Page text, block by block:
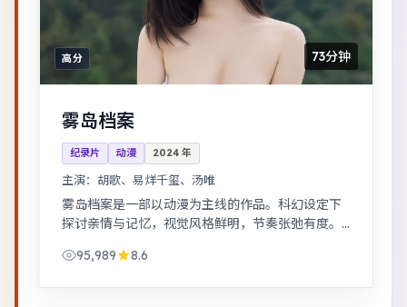
高分 73分钟
雾岛档案
纪录片 动漫 2024 年
主演： 胡歌、易烊千玺、汤唯
雾岛档案是一部以动漫为主线的作品。科幻设定下
探讨亲情与记忆，视觉风格鲜明，节奏张弛有度。
95,989
8.6